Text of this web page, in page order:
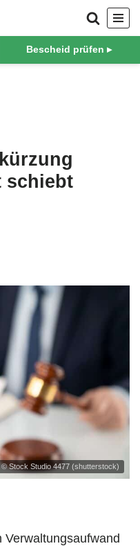
Bescheid prüfen ▸
schiebt
© Stock Studio 4477 (shutterstock)
Verwaltungsaufwand